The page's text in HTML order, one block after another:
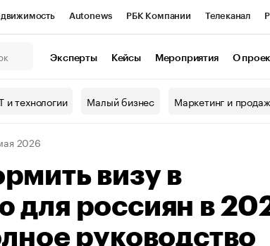
Autonews РБК Компании Телеканал
Эксперты Кейсы Мероприятия О
и технологии Малый бизнес Маркетинг и
2026
визу в
для россиян в
руководство